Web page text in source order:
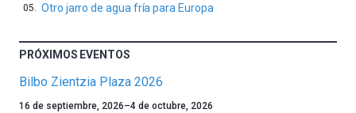
Otro jarro de agua fría para Europa
PRÓXIMOS EVENTOS
Bilbo Zientzia Plaza 2026
Un
16 de septiembre, 2026–4 de octubre, 2026